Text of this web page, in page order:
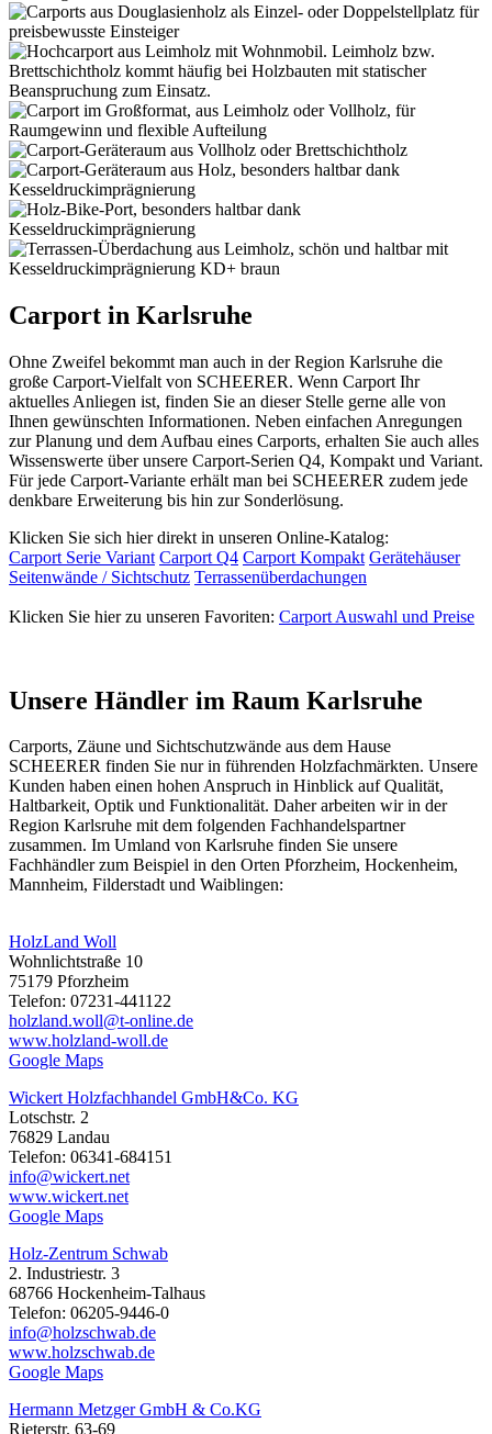
Carport in Karlsruhe
Ohne Zweifel bekommt man auch in der Region Karlsruhe die
große Carport-Vielfalt von SCHEERER. Wenn Carport Ihr
aktuelles Anliegen ist, finden Sie an dieser Stelle gerne alle von
Ihnen gewünschten Informationen. Neben einfachen Anregungen
zur Planung und dem Aufbau eines Carports, erhalten Sie auch alles
Wissenswerte über unsere Carport-Serien Q4, Kompakt und Variant.
Für jede Carport-Variante erhält man bei SCHEERER zudem jede
denkbare Erweiterung bis hin zur Sonderlösung.
Klicken Sie sich hier direkt in unseren Online-Katalog:
Carport Serie Variant Carport Q4 Carport Kompakt Gerätehäuser
Seitenwände / Sichtschutz Terrassenüberdachungen
Klicken Sie hier zu unseren Favoriten: Carport Auswahl und Preise
Unsere Händler im Raum Karlsruhe
Carports, Zäune und Sichtschutzwände aus dem Hause
SCHEERER finden Sie nur in führenden Holzfachmärkten. Unsere
Kunden haben einen hohen Anspruch in Hinblick auf Qualität,
Haltbarkeit, Optik und Funktionalität. Daher arbeiten wir in der
Region Karlsruhe mit dem folgenden Fachhandelspartner
zusammen. Im Umland von Karlsruhe finden Sie unsere
Fachhändler zum Beispiel in den Orten Pforzheim, Hockenheim,
Mannheim, Filderstadt und Waiblingen:
HolzLand Woll
Wohnlichtstraße 10
75179 Pforzheim
Telefon: 07231-441122
holzland.woll@t-online.de
www.holzland-woll.de
Google Maps
Wickert Holzfachhandel GmbH&Co. KG
Lotschstr. 2
76829 Landau
Telefon: 06341-684151
info@wickert.net
www.wickert.net
Google Maps
Holz-Zentrum Schwab
2. Industriestr. 3
68766 Hockenheim-Talhaus
Telefon: 06205-9446-0
info@holzschwab.de
www.holzschwab.de
Google Maps
Hermann Metzger GmbH & Co.KG
Rieterstr. 63-69